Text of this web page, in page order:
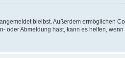
bleibst. Außerdem ermöglichen
oder Abmeldung hast, kann es helfen,